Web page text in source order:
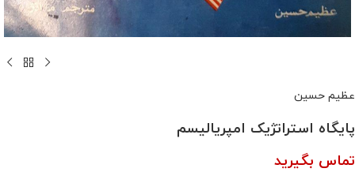
عظیم حسین
پایگاه استراتژیک امپریالیسم
تماس بگیرید